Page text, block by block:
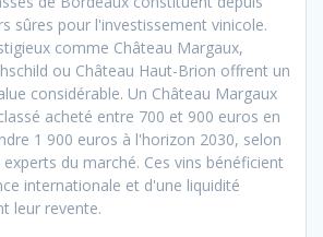
sûres pour l'investissement vinicole.
comme Château Margaux,
ou Château Haut-Brion offrent un
considérable. Un Château Margaux
acheté entre 700 et 900 euros en
1 900 euros à l'horizon 2030, selon
du marché. Ces vins bénéficient
internationale et d'une liquidité
leur revente.